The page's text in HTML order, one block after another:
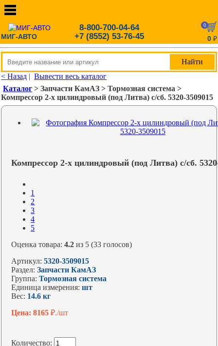
МИГ-АВТО
8-800-700-04-64
+7 (8552) 53-76-45
0
0 ₽
< Назад |Вывести весь каталог
Каталог > Запчасти КамАЗ > Тормозная система >
Компрессор 2-х цилиндровый (под Литва) с/сб. 5320-3509015
Компрессор 2-х цилиндровый (под Литва) с/сб.
1
2
3
4
5
Оценка товара:4.2 из 5 (33 голосов)
Артикул:5320-3509015
Раздел:Запчасти КамАЗ
Группа:Тормозная система
Единица измерения:шт
Вес: 14.6 кг
Цена: 8165₽./шт
Количество: